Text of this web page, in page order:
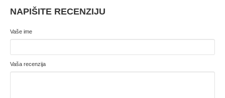
NAPIŠITE RECENZIJU
Vaše ime
Vaša recenzija